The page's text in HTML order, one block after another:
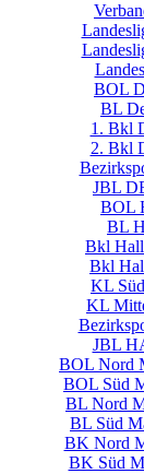
BOL
BL
1. Bkl
2. Bkl
JBL
BOL
BL
Bkl
Bkl
KL
KL
JBL
BOL Nord
BOL Süd
BL Nord
BL Süd
BK Nord
BK Süd